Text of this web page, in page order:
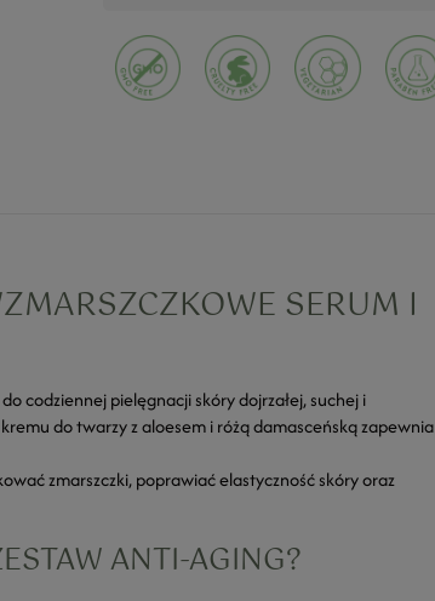
SERUM I
codziennej pielęgnacji skóry dojrzałej, suchej i
do twarzy z aloesem i różą damasceńską zapewnia
zmarszczki, poprawiać elastyczność skóry oraz
ANTI-AGING?